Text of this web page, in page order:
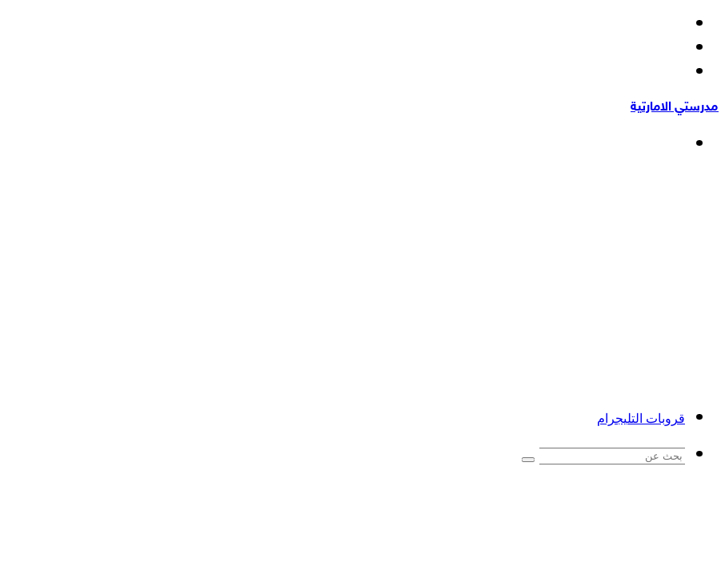
عمود
جانبي
مدرستي الامارتية
قروبات التليجرام
بحث